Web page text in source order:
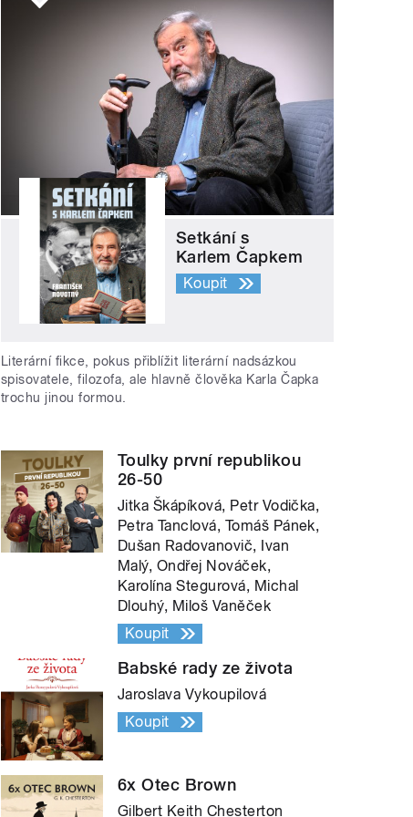
Setkání s
Karlem Čapkem
Koupit
Literární fikce, pokus přiblížit literární nadsázkou
spisovatele, filozofa, ale hlavně člověka Karla Čapka
trochu jinou formou.
Toulky první republikou
26-50
Jitka Škápíková, Petr Vodička,
Petra Tanclová, Tomáš Pánek,
Dušan Radovanovič, Ivan
Malý, Ondřej Nováček,
Karolína Stegurová, Michal
Dlouhý, Miloš Vaněček
Koupit
Babské rady ze života
Jaroslava Vykoupilová
Koupit
6x Otec Brown
Gilbert Keith Chesterton